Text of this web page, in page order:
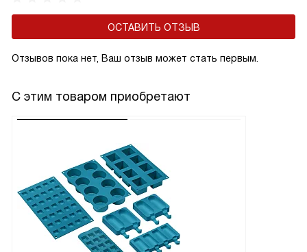
ОСТАВИТЬ ОТЗЫВ
Отзывов пока нет, Ваш отзыв может стать первым.
С этим товаром приобретают